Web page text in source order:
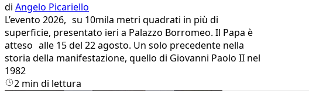
di Angelo Picariello
L’evento 2026, su 10mila metri quadrati in più di
superficie, presentato ieri a Palazzo Borromeo. Il Papa è
atteso alle 15 del 22 agosto. Un solo precedente nella
storia della manifestazione, quello di Giovanni Paolo II nel
1982
2 min di lettura